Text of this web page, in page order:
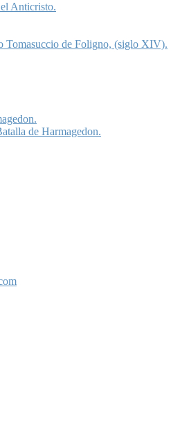
Anticristo.
Tomasuccio de Foligno, (siglo XIV).
de Harmagedon.